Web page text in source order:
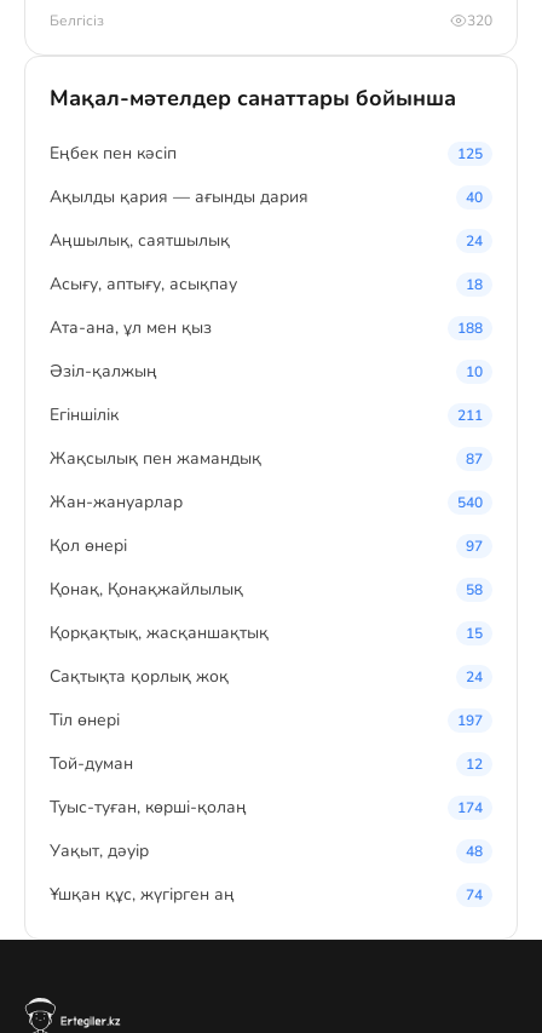
Белгісіз 320
Мақал-мәтелдер санаттары бойынша
Eңбек пен кәсіп 125
Ақылды қария — ағынды дария 40
Аңшылық, саятшылық 24
Асығу, аптығу, асықпау 18
Ата-ана, ұл мен қыз 188
Әзіл-қалжың 10
Егіншілік 211
Жақсылық пен жамандық 87
Жан-жануарлар 540
Қол өнері 97
Қонақ, Қонақжайлылық 58
Қорқақтық, жасқаншақтық 15
Сақтықта қорлық жоқ 24
Тіл өнері 197
Той-думан 12
Туыс-туған, көрші-қолаң 174
Уақыт, дәуір 48
Ұшқан құс, жүгірген аң 74